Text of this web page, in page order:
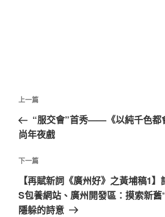
文
導
覽
上
一
篇
章
上一篇
“服交會”首秀——《以純千色都
尚年夜戲
下
一
篇
文
下一篇
【再賦新詞《廣州好》之黃埔稿1
S包養網站、廣州開發區：摸索新
隱躲的詩意